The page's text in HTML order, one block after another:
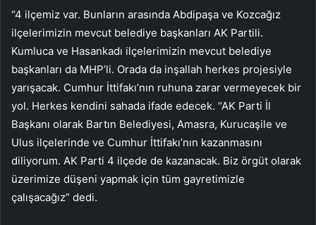
“4 ilçemiz var. Bunların arasında Abdipaşa ve Kozcağız
ilçelerimizin mevcut belediye başkanları AK Partili.
Kumluca ve Hasankadı ilçelerimizin mevcut belediye
başkanları da MHP’li. Orada da inşallah herkes projesiyle
yarışacak. Cumhur İttifakı’nın ruhuna zarar vermeyecek bir
yol. Herkes kendini sahada ifade edecek. “AK Parti İl
Başkanı olarak Bartın Belediyesi, Amasra, Kurucaşile ve
Ulus ilçelerinde ve Cumhur İttifakı’nın kazanmasını
diliyorum. AK Parti 4 ilçede de kazanacak. Biz örgüt olarak
üzerimize düşeni yapmak için tüm gayretimizle
çalışacağız” dedi.